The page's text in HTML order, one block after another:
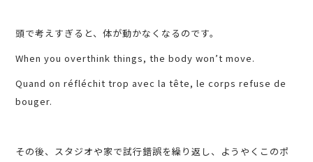
頭で考えすぎると、体が動かなくなるのです。
When you overthink things, the body won’t move.
Quand on réfléchit trop avec la tête, le corps refuse de
bouger.
その後、スタジオや家で試行錯誤を繰り返し、ようやくこのポ